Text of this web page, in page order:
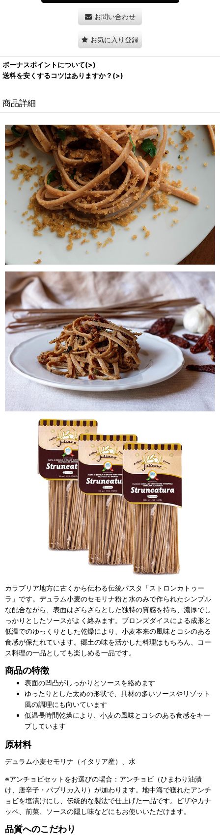
お問い合わせ
お気に入り登録
ボーナスポイントについて(>)
送料を安くするコツはありますか？(>)
商品詳細
カラブリア地方に古くから伝わる伝統パスタ「ストロンカトゥー
ラ」です。デュラム小麦のセモリナ粉と水のみで作られたシンプル
な配合ながら、表面はざらざらとした独特の質感を持ち、濃厚でし
っかりとしたソースがよく絡みます。ブロンズダイスによる成形と
低温でのゆっくりとした乾燥により、小麦本来の風味とコシのある
食感が保たれています。郷土の味を活かした料理はもちろん、コー
ス料理の一品としても楽しめる一品です。
商品の特徴
表面の凹凸がしっかりとソースを絡めます
ゆったりとした太めの形状で、具材の多いソースやリゾット
風の調理にも向いています
低温長時間乾燥により、小麦の風味とコシのある食感をキー
プしています
原材料
デュラム小麦セモリナ（イタリア産）、水
※アンチョビセットをお選びの場合：アンチョビ（ひまわり油漬
け、唐辛子・パプリカ入り）が加わります。地中海で獲れたアンチ
ョビを塩漬けにし、伝統的な製法で仕上げた一品です。ピザやカナ
ッペ、前菜、ソースの隠し味などにもお使いいただけます。
品質へのこだわり